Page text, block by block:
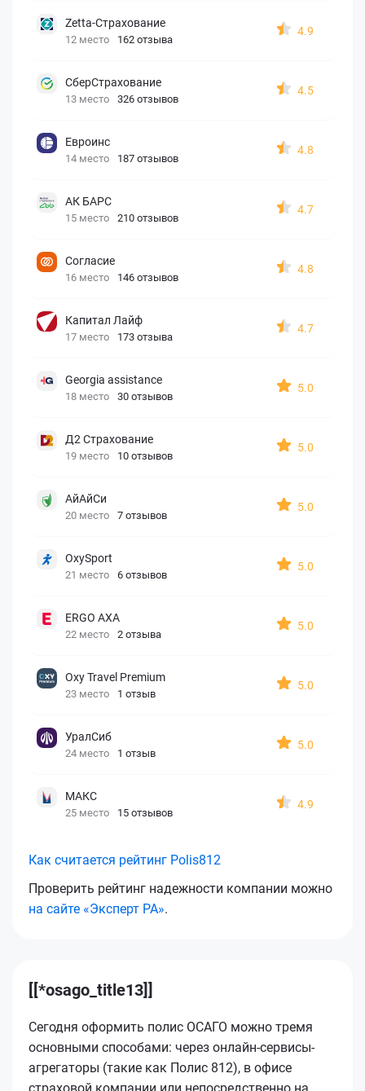
Zetta-Страхование
12 место 162 отзыва
4.9
СберСтрахование
13 место 326 отзывов
4.5
Евроинс
14 место 187 отзывов
4.8
АК БАРС
15 место 210 отзывов
4.7
Согласие
16 место 146 отзывов
4.8
Капитал Лайф
17 место 173 отзыва
4.7
Georgia assistance
18 место 30 отзывов
5.0
Д2 Страхование
19 место 10 отзывов
5.0
АйАйСи
20 место 7 отзывов
5.0
OxySport
21 место 6 отзывов
5.0
ERGO AXA
22 место 2 отзыва
5.0
Oxy Travel Premium
23 место 1 отзыв
5.0
УралСиб
24 место 1 отзыв
5.0
МАКС
25 место 15 отзывов
4.9
Как считается рейтинг Polis812
Проверить рейтинг надежности компании можно
на сайте «Эксперт РА».
[[*osago_title13]]
Сегодня оформить полис ОСАГО можно тремя
основными способами: через онлайн-сервисы-
агрегаторы (такие как Полис 812), в офисе